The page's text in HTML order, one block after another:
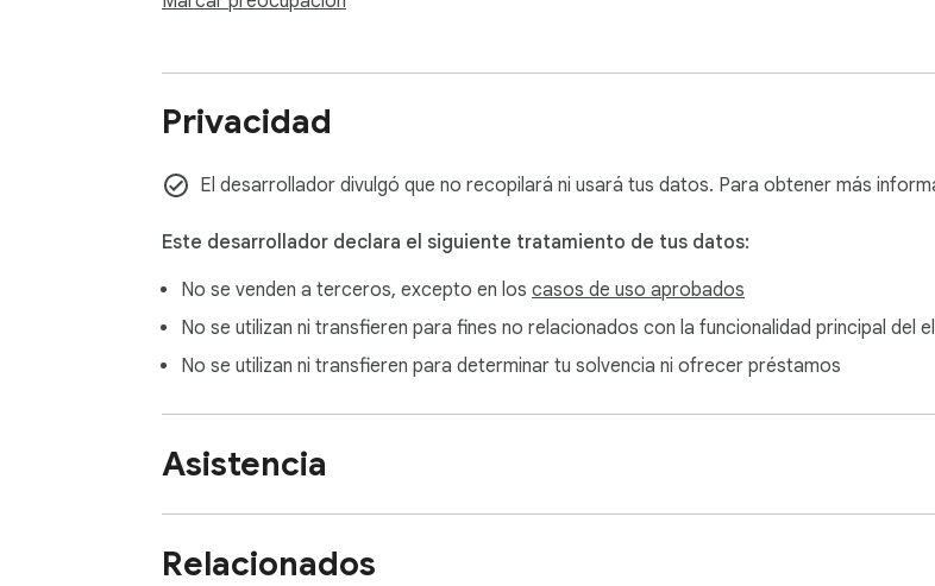
Privacidad
El desarrollador divulgó que no recopilará ni usará tus datos. Para obtener más
Este desarrollador declara el siguiente tratamiento de tus datos:
No se venden a terceros, excepto en los casos de uso aprobados
No se utilizan ni transfieren para fines no relacionados con la funcionalidad principal del
No se utilizan ni transfieren para determinar tu solvencia ni ofrecer préstamos
Asistencia
Relacionados